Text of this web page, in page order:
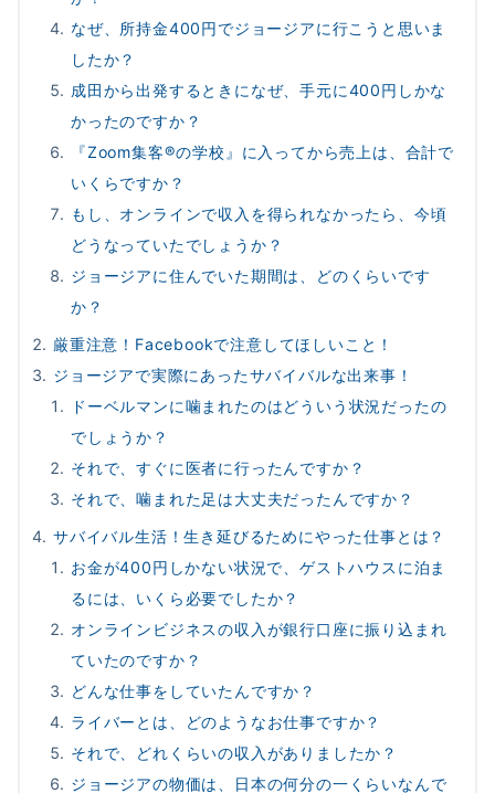
なぜ、所持金400円でジョージアに行こうと思いま
したか？
成田から出発するときになぜ、手元に400円しかな
かったのですか？
『Zoom集客®の学校』に入ってから売上は、合計で
いくらですか？
もし、オンラインで収入を得られなかったら、今頃
どうなっていたでしょうか？
ジョージアに住んでいた期間は、どのくらいです
か？
厳重注意！Facebookで注意してほしいこと！
ジョージアで実際にあったサバイバルな出来事！
ドーベルマンに噛まれたのはどういう状況だったの
でしょうか？
それで、すぐに医者に行ったんですか？
それで、噛まれた足は大丈夫だったんですか？
サバイバル生活！生き延びるためにやった仕事とは？
お金が400円しかない状況で、ゲストハウスに泊ま
るには、いくら必要でしたか？
オンラインビジネスの収入が銀行口座に振り込まれ
ていたのですか？
どんな仕事をしていたんですか？
ライバーとは、どのようなお仕事ですか？
それで、どれくらいの収入がありましたか？
ジョージアの物価は、日本の何分の一くらいなんで